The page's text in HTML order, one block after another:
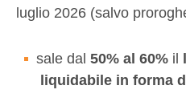
luglio 2026 (salvo
sale dal 50% al 60% il
liquidabile in forma